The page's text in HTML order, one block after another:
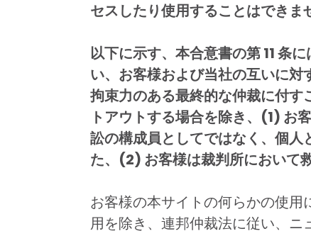
セスしたり使用することはできま
以下に示す、本合意書の第 11 条
い、お客様および当社の互いに
拘束力のある最終的な仲裁に付
トアウトする場合を除き、(1) お
訟の構成員としてではなく、個
た、(2) お客様は裁判所において
お客様の本サイトの何らかの使
用を除き、連邦仲裁法に従い、ニ